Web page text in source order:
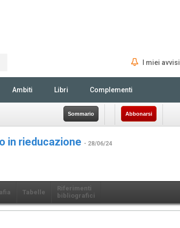
I miei avvisi
Ambiti Libri Complementi
Sommario Abbonarsi
in rieducazione - 28/06/24
Tabelle
Riferimenti
bibliografici